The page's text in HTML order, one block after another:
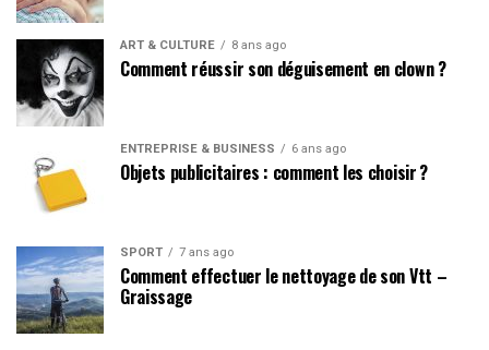
ART & CULTURE 8 ans ago
Comment réussir son déguisement en clown ?
ENTREPRISE & BUSINESS 6 ans ago
Objets publicitaires : comment les choisir ?
SPORT 7 ans ago
Comment effectuer le nettoyage de son Vtt –
Graissage